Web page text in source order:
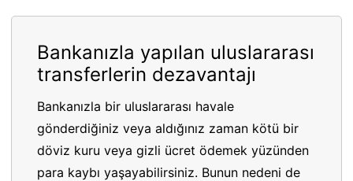
Bankanızla yapılan uluslararası
transferlerin dezavantajı
Bankanızla bir uluslararası havale
gönderdiğiniz veya aldığınız zaman kötü bir
döviz kuru veya gizli ücret ödemek yüzünden
para kaybı yaşayabilirsiniz. Bunun nedeni de